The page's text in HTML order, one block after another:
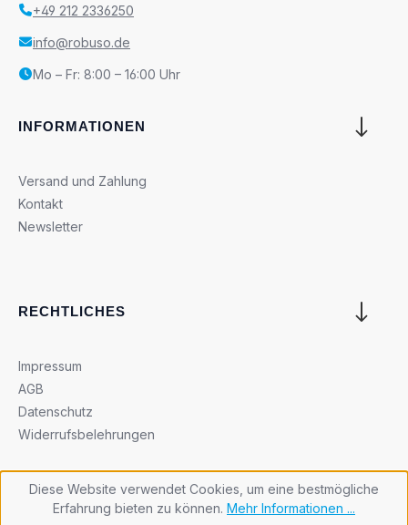
+49 212 2336250
info@robuso.de
Mo – Fr: 8:00 – 16:00 Uhr
INFORMATIONEN
Versand und Zahlung
Kontakt
Newsletter
RECHTLICHES
Impressum
AGB
Datenschutz
Widerrufsbelehrungen
Cookie-Einstellungen
Diese Website verwendet Cookies, um eine bestmögliche
Erfahrung bieten zu können. Mehr Informationen ...